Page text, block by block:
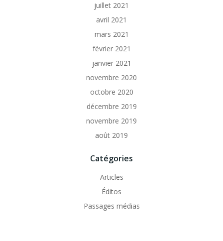
juillet 2021
avril 2021
mars 2021
février 2021
janvier 2021
novembre 2020
octobre 2020
décembre 2019
novembre 2019
août 2019
Catégories
Articles
Éditos
Passages médias